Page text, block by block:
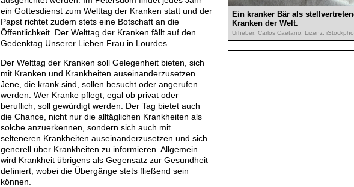
Ein kranker Bär als
Kranken der Welt.
Urheber: Carlos Caetano, Lizenz:
ein Gottesdienst zum Welttag der Kranken statt und der
Papst richtet zudem stets eine Botschaft an die
Öffentlichkeit. Der Welttag der Kranken fällt auf den
Gedenktag Unserer Lieben Frau in Lourdes.
Der Welttag der Kranken soll Gelegenheit bieten, sich
mit Kranken und Krankheiten auseinanderzusetzen.
Jene, die krank sind, sollen besucht oder angerufen
werden. Wer Kranke pflegt, egal ob privat oder
beruflich, soll gewürdigt werden. Der Tag bietet auch
die Chance, nicht nur die alltäglichen Krankheiten als
solche anzuerkennen, sondern sich auch mit
selteneren Krankheiten auseinanderzusetzen und sich
generell über Krankheiten zu informieren. Allgemein
wird Krankheit übrigens als Gegensatz zur Gesundheit
definiert, wobei die Übergänge stets fließend sein
können.